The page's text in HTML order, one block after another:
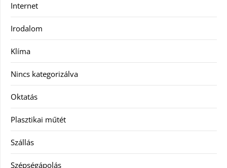
Internet
Irodalom
Klíma
Nincs kategorizálva
Oktatás
Plasztikai műtét
Szállás
Szépségápolás